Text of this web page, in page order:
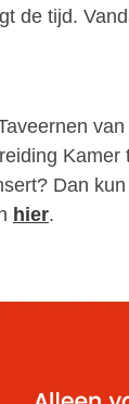
de tijd.
Kamer
Dan
hier.